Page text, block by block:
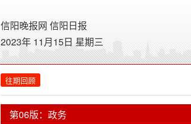
信阳晚报网 信阳日报
2023年 11月15日 星期三
往期回顾
第06版：政务